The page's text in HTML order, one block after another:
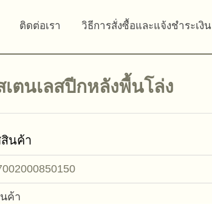
ติดต่อเรา วิธีการสั่งซื้อและแจ้งชำระเงิน
เตนเลสปีกหลังพื้นโล่ง
นค้า
ค้า